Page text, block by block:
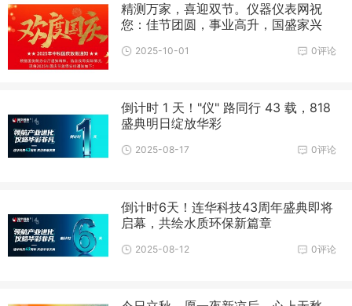
精测万家，喜迎双节。仪器仪表网祝
您：佳节团圆，事业高升，国盛家兴
0评论
2025-10-01
倒计时 1 天！"仪" 路同行 43 载，818
盛典明日绽放华彩
0评论
2025-08-17
倒计时6天！连华科技43周年盛典即将
启幕，共绘水质环保新篇章
0评论
2025-08-12